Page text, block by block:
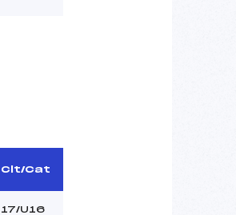
Clt/Cat
17/U16